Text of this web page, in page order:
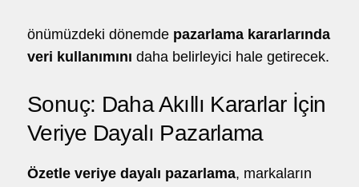
önümüzdeki dönemde pazarlama kararlarında
veri kullanımını daha belirleyici hale getirecek.
Sonuç: Daha Akıllı Kararlar İçin
Veriye Dayalı Pazarlama
Özetle veriye dayalı pazarlama, markaların